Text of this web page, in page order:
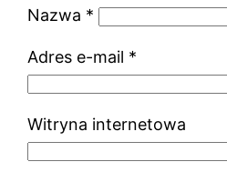
Nazwa *
Adres e-mail *
Witryna internetowa